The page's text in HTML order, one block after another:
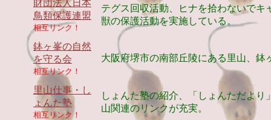
財団法人日本
鳥類保護連盟
相互リンク！
テグス回収活動、ヒナを拾わないで
獣の保護活動を実施している。
鉢ヶ峯の自然
を守る会
相互リンク！
大阪府堺市の南部丘陵にある里山、鉢
里山仕事・し
ょんた塾
相互リンク！
しょんた塾の紹介、「しょんただよ
山関連のリンクが充実。